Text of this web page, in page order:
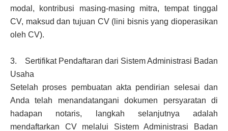
modal, kontribusi masing-masing mitra, tempat tinggal
CV, maksud dan tujuan CV (lini bisnis yang dioperasikan
oleh CV).
3. Sertifikat Pendaftaran dari Sistem Administrasi Badan
Usaha
Setelah proses pembuatan akta pendirian selesai dan
Anda telah menandatangani dokumen persyaratan di
hadapan notaris, langkah selanjutnya adalah
mendaftarkan CV melalui Sistem Administrasi Badan